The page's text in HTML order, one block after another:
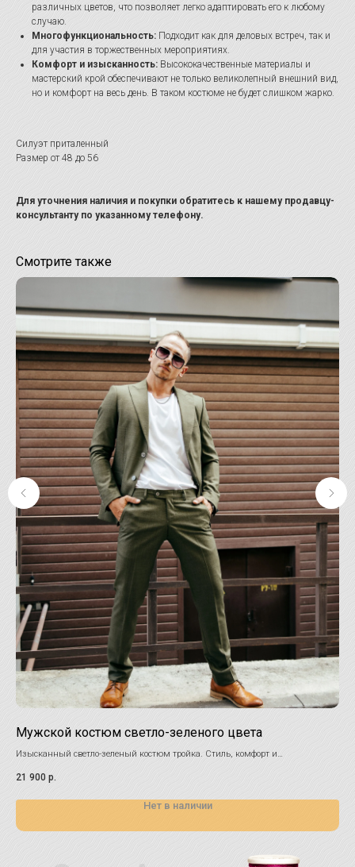
различных цветов, что позволяет легко адаптировать его к любому
случаю.
Многофункциональность: Подходит как для деловых встреч, так и
для участия в торжественных мероприятиях.
Комфорт и изысканность: Высококачественные материалы и
мастерский крой обеспечивают не только великолепный внешний вид,
но и комфорт на весь день. В таком костюме не будет слишком жарко.
Силуэт приталенный
Размер от 48 до 56
Для уточнения наличия и покупки обратитесь к нашему продавцу-
консультанту по указанному телефону.
Смотрите также
Мужской костюм светло-зеленого цвета
Изысканный светло-зеленый костюм тройка. Стиль, комфорт и
21 900 р.
Нет в наличии